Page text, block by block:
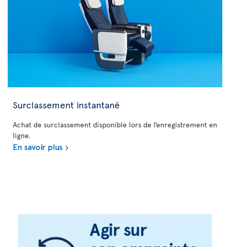
Surclassement instantané
Achat de surclassement disponible lors de l’enregistrement en
ligne.
En savoir plus